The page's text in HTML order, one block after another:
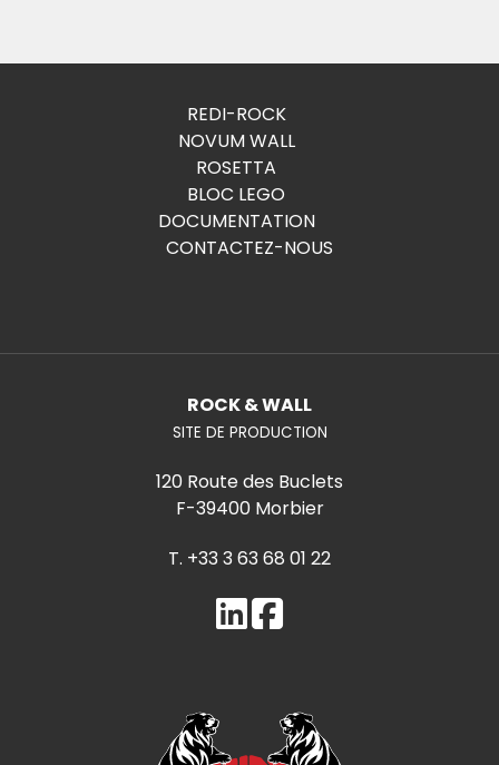
REDI-ROCK
NOVUM WALL
ROSETTA
BLOC LEGO
DOCUMENTATION
CONTACTEZ-NOUS
ROCK & WALL
SITE DE PRODUCTION
120 Route des Buclets
F-39400 Morbier
T. +33 3 63 68 01 22